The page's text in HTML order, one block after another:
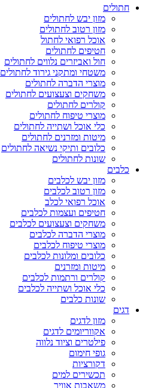
חתולים
מזון יבש לחתולים
מזון רטוב לחתולים
אוכל רפואי לחתול
חטיפים לחתולים
חול ואביזרים נלווים לחתולים
משטחי ומתקני גירוד לחתולים
מוצרי הדברה לחתולים
משחקים וצעצועים לחתולים
קולרים לחתולים
מוצרי טיפוח לחתולים
כלי אוכל ושתייה לחתולים
מיטות ומזרנים לחתולים
כלובים ותיקי נשיאה לחתולים
שונות לחתולים
כלבים
מזון יבש לכלבים
מזון רטוב לכלבים
אוכל רפואי לכלב
חטיפים ועצמות לכלבים
משחקים וצעצועים לכלבים
מוצרי הדברה לכלבים
מוצרי טיפוח לכלבים
כלובים ומלונות לכלבים
מיטות ומזרנים
קולרים ורתמות לכלבים
כלי אוכל ושתייה לכלבים
שונות כלבים
דגים
מזון לדגים
אקווריומים לדגים
פילטרים וציוד נלווה
גופי חימום
דקורציות
תכשירים למים
משאבות אוויר